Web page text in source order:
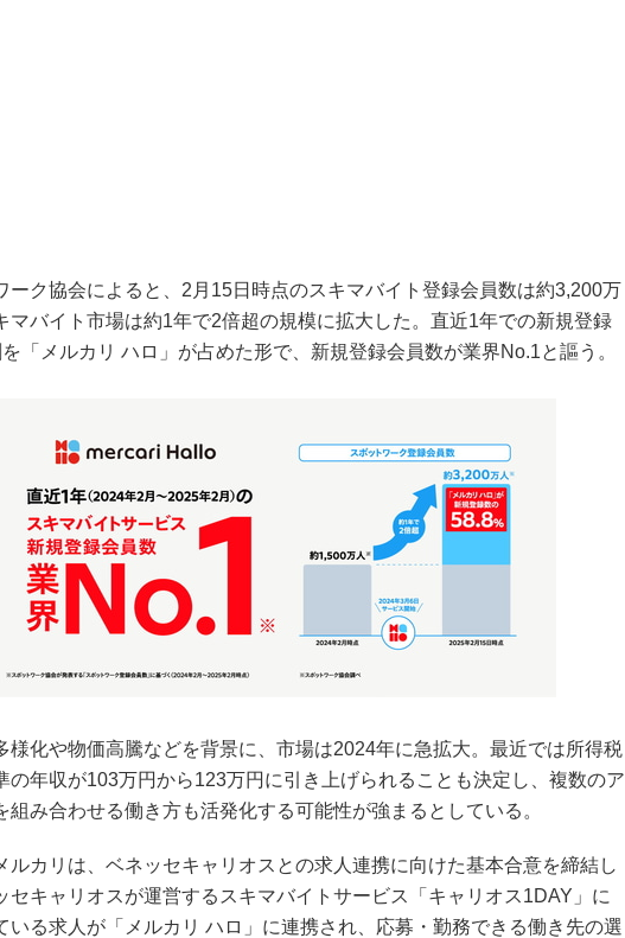
ーク協会によると、2月15日時点のスキマバイト登録会員数は約3,200万
マバイト市場は約1年で2倍超の規模に拡大した。直近1年での新規登録
「メルカリ ハロ」が占めた形で、新規登録会員数が業界No.1と謳う。
様化や物価高騰などを背景に、市場は2024年に急拡大。最近では所得税
の年収が103万円から123万円に引き上げられることも決定し、複数のア
組み合わせる働き方も活発化する可能性が強まるとしている。
ルカリは、ベネッセキャリオスとの求人連携に向けた基本合意を締結し
セキャリオスが運営するスキマバイトサービス「キャリオス1DAY」に
いる求人が「メルカリ ハロ」に連携され、応募・勤務できる働き先の選